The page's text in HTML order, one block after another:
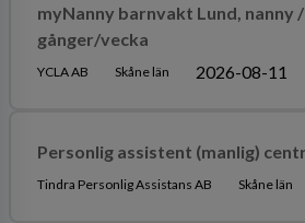
myNanny barnvakt Lund, nanny
gånger/vecka
YCLA AB Skåne län 2026-08-11
Personlig assistent (manlig)
Tindra Personlig Assistans AB Skåne län